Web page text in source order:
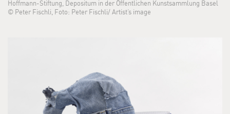
Hoffmann-Stiftung, Depositum in der Öffentlichen Kunstsammlung Basel
© Peter Fischli, Foto: Peter Fischli/ Artist‘s image